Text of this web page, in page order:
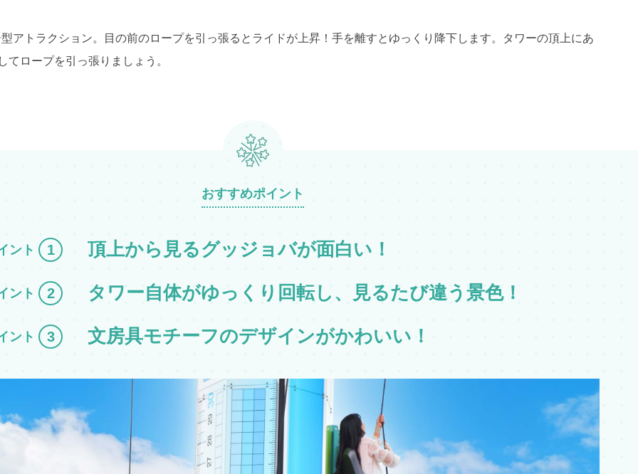
アトラクション。目の前のロープを引っ張るとライドが上昇！手を離すとゆっくり降下します。タワーの頂上にあ
てロープを引っ張りましょう。
おすすめポイント
ント 1 頂上から見るグッジョバが面白い！
ント 2 タワー自体がゆっくり回転し、見るたび違う景色！
ント 3 文房具モチーフのデザインがかわいい！